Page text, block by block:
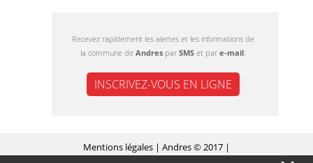
Recevez rapidement les alertes et les informations de
la commune de Andres par SMS et par e-mail.
INSCRIVEZ-VOUS EN LIGNE
Mentions légales | Andres © 2017 |